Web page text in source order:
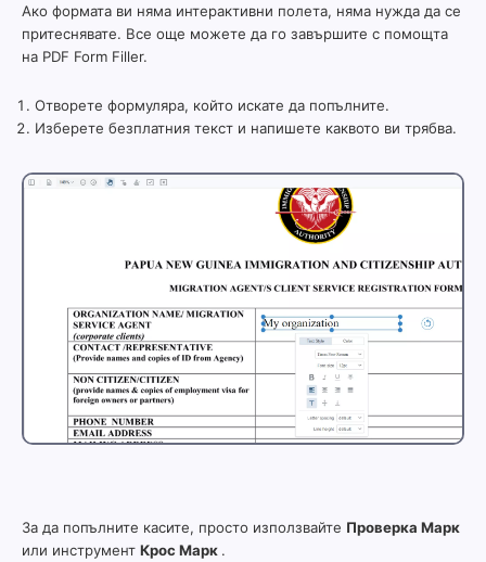
Ако формата ви няма интерактивни полета, няма нужда да се
притеснявате. Все още можете да го завършите с помощта
на PDF Form Filler.
Отворете формуляра, който искате да попълните.
Изберете безплатния текст и напишете каквото ви трябва.
За да попълните касите, просто използвайте Проверка Марк
или инструмент Крос Марк .